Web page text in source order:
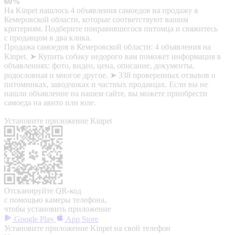
На Kinpet нашлось 4 объявления самоедов на продажу в
Кемеровской области, которые соответствуют вашим
критериям. Подберите понравившегося питомца и свяжитесь
с продавцом в два клика.
Продажа самоедов в Кемеровской области: 4 объявления на
Kinpet. ➤ Купить собаку недорого вам поможет информация в
объявлениях: фото, видео, цена, описание, документы,
родословная и многое другое. ➤ 338 проверенных отзывов о
питомниках, заводчиках и частных продавцах. Если вы не
нашли объявление на нашем сайте, вы можете приобрести
самоеда на авито или юле.
Установите приложение Kinpet
Отсканируйте QR-код
с помощью камеры телефона,
чтобы установить приложение
Google Play
App Store
Установите приложение Kinpet на свой телефон